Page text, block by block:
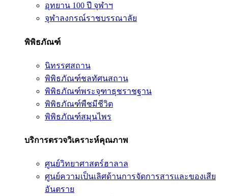
อุทยาน 100 ปี จุฬาฯ
จุฬาลงกรณ์ราชบรรณาลัย
พิพิธภัณฑ์
นิทรรศสถาน
พิพิธภัณฑ์ชลทัศนสถาน
พิพิธภัณฑ์พระจุฑาธุชราชฐาน
พิพิธภัณฑ์พืชมีชีวิต
พิพิธภัณฑ์สมุนไพร
บริการตรวจวิเคราะห์คุณภาพ
ศูนย์วิทยาศาสตร์ฮาลาล
ศูนย์ความเป็นเลิศด้านการจัดการสารและของเสีย
อันตราย